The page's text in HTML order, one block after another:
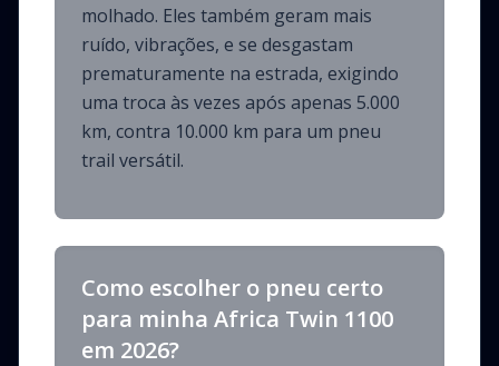
molhado. Eles também geram mais
ruído, vibrações, e se desgastam
prematuramente na estrada, exigindo
uma troca às vezes após apenas 5.000
km, contra 10.000 km para um pneu
trail versátil.
Como escolher o pneu certo
para minha Africa Twin 1100
em 2026?